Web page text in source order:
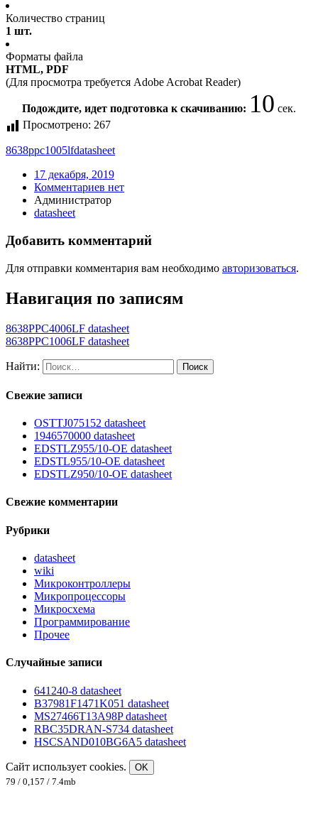
Количество страниц
1 шт.
Форматы файла
HTML, PDF
(Для просмотра требуется Adobe Acrobat Reader)
Подождите, идет подготовка к скачиванию: 10 сек.
Просмотрено: 267
8638ppc1005lfdatasheet
17 декабря, 2019
Комментариев нет
Администратор
datasheet
Добавить комментарий
Для отправки комментария вам необходимо авторизоваться.
Навигация по записям
8638PPC4006LF datasheet
8638PPC1006LF datasheet
Найти:
Свежие записи
OSTTJ075152 datasheet
1946570000 datasheet
EDSTLZ955/10-OE datasheet
EDSTL955/10-OE datasheet
EDSTLZ950/10-OE datasheet
Свежие комментарии
Рубрики
datasheet
wiki
Микроконтроллеры
Микропроцессоры
Микросхема
Программирование
Прочее
Случайные записи
641240-8 datasheet
B37981F1471K051 datasheet
MS27466T13A98P datasheet
RBC35DRAN-S734 datasheet
HSCSAND010BG6A5 datasheet
Сайт использует cookies.
OK
79 / 0,157 / 7.4mb